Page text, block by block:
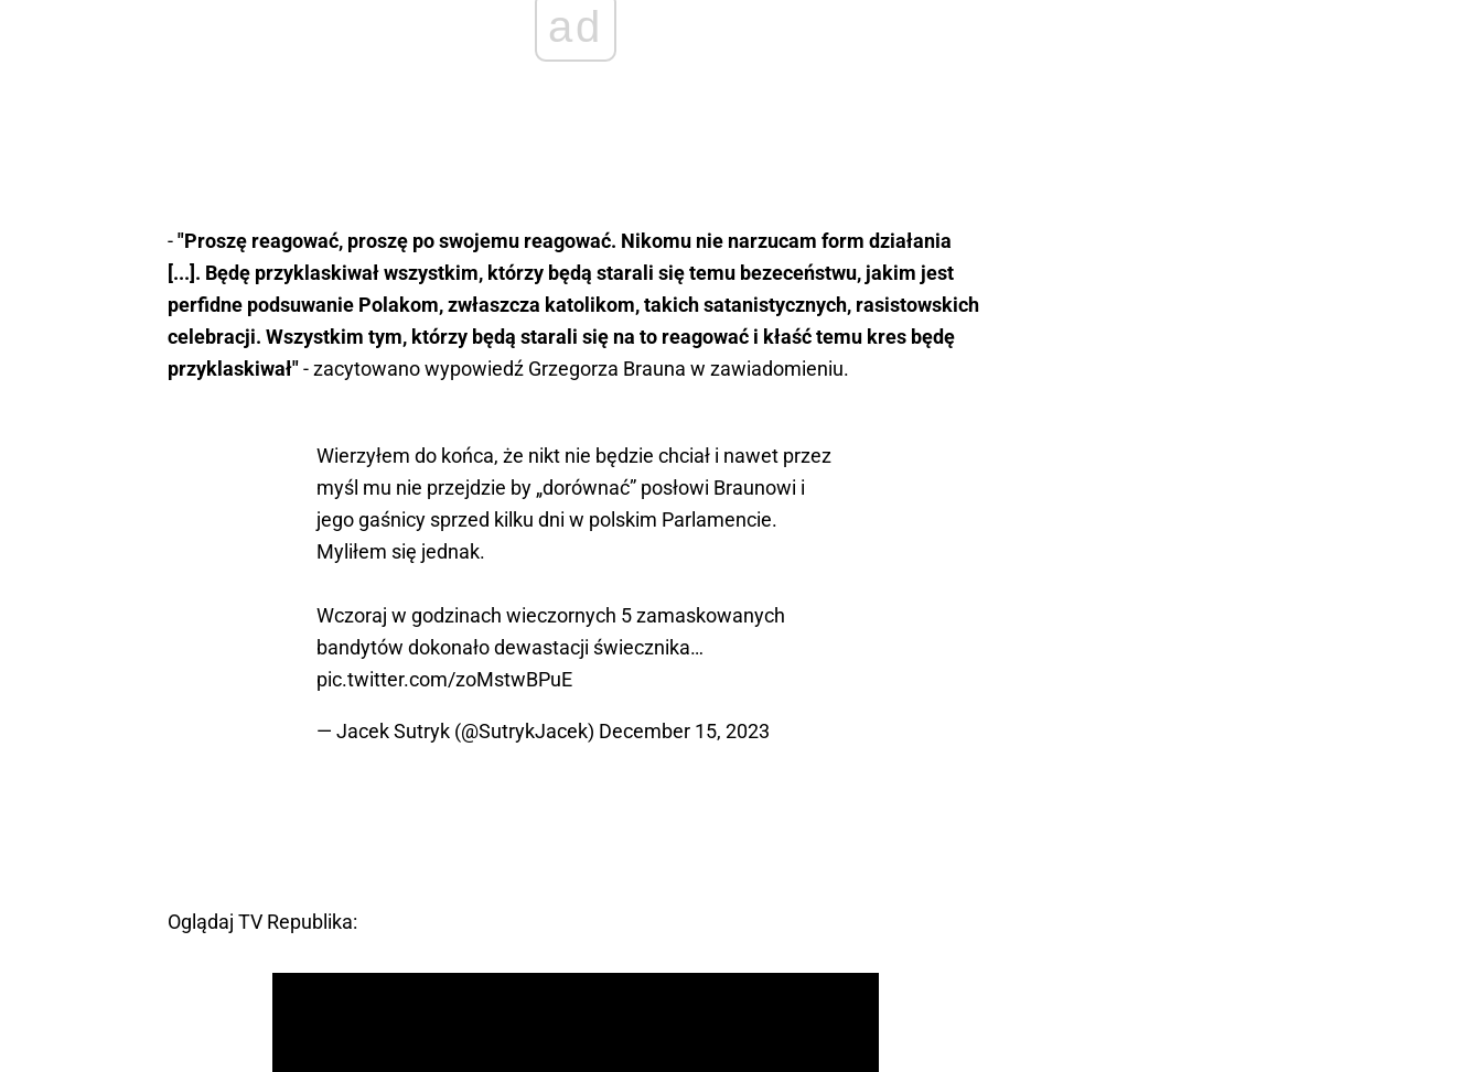
ad
-"Proszę reagować, proszę po swojemu reagować. Nikomu nie narzucam form działania
[...]. Będę przyklaskiwał wszystkim, którzy będą starali się temu bezeceństwu, jakim jest
perfidne podsuwanie Polakom, zwłaszcza katolikom, takich satanistycznych, rasistowskich
celebracji. Wszystkim tym, którzy będą starali się na to reagować i kłaść temu kres będę
przyklaskiwał"- zacytowano wypowiedź Grzegorza Brauna w zawiadomieniu.
Wierzyłem do końca, że nikt nie będzie chciał i nawet przez
myśl mu nie przejdzie by „dorównać” posłowi Braunowi i
jego gaśnicy sprzed kilku dni w polskim Parlamencie.
Myliłem się jednak.
Wczoraj w godzinach wieczornych 5 zamaskowanych
bandytów dokonało dewastacji świecznika…
pic.twitter.com/zoMstwBPuE
— Jacek Sutryk (@SutrykJacek) December 15, 2023
Oglądaj TV Republika: